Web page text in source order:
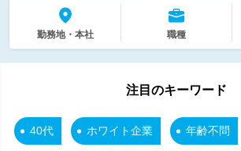
勤務地・本社 職種
注目のキーワード
40代 ホワイト企業 年齢不問